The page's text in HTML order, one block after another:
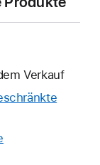
Verkauf